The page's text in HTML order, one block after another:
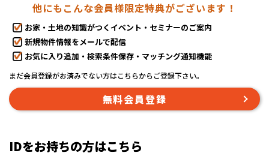
他にもこんな会員様限定特典がございます！
お家・土地の知識がつくイベント・セミナーのご案内
新規物件情報をメールで配信
お気に入り追加・検索条件保存・マッチング通知機能
まだ会員登録がお済みでない方はこちらからご登録下さい。
無料会員登録
IDをお持ちの方はこちら